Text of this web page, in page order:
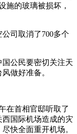
施的玻璃被损坏，
司取消了700多个
公民要密切关注天
做好准备。
在首相官邸听取了
国际机场造成的灾
快全面重开机场。